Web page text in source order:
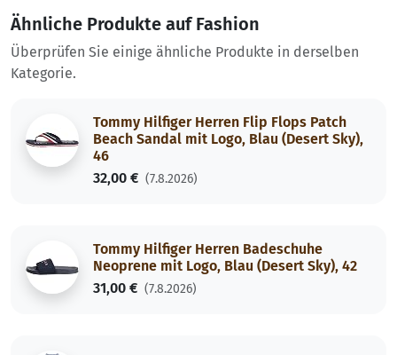
Ähnliche Produkte auf Fashion
Überprüfen Sie einige ähnliche Produkte in derselben
Kategorie.
Tommy Hilfiger Herren Flip Flops Patch
Beach Sandal mit Logo, Blau (Desert Sky),
46
32,00 € (7.8.2026)
Tommy Hilfiger Herren Badeschuhe
Neoprene mit Logo, Blau (Desert Sky), 42
31,00 € (7.8.2026)